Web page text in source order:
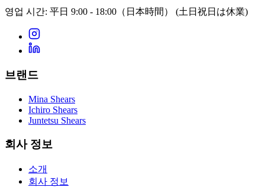
영업 시간: 平日 9:00 - 18:00（日本時間） (土日祝日は休業)
브랜드
Mina Shears
Ichiro Shears
Juntetsu Shears
회사 정보
소개
회사 정보